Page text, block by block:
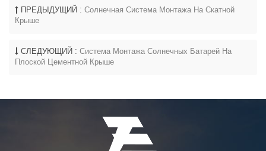
ПРЕДЫДУЩИЙ : Солнечная Система Монтажа На Скатной
Крыше
СЛЕДУЮЩИЙ : Система Монтажа Солнечных Батарей На
Плоской Цементной Крыше